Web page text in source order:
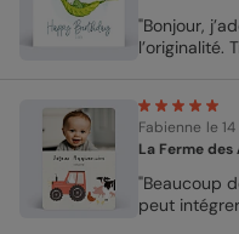
"Bonjour,
l’originalité.
Fabienne le
La Ferme des
"Beaucoup
peut